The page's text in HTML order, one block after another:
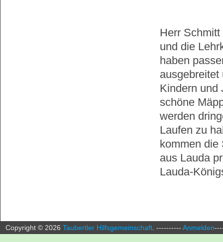
Herr
und die
haben
ausgebreitet
Kindern und
schöne
werden
Laufen zu
kommen die
aus Lauda
Lauda-
Copyright © 2026 Taubertler Hilfsgemeinschaft ---------- Anmelden